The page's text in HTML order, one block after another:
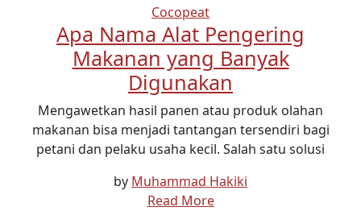
Cocopeat
Apa Nama Alat Pengering
Makanan yang Banyak
Digunakan
Mengawetkan hasil panen atau produk olahan
makanan bisa menjadi tantangan tersendiri bagi
petani dan pelaku usaha kecil. Salah satu solusi
by Muhammad Hakiki
Read More